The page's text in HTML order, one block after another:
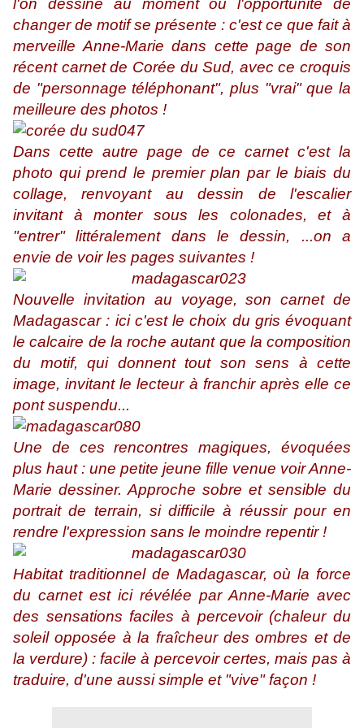
l'on dessine au moment ou l'opportunité de
changer de motif se présente : c'est ce que fait à
merveille Anne-Marie dans cette page de son
récent carnet de Corée du Sud, avec ce croquis
de "personnage téléphonant", plus "vrai" que la
meilleure des photos !
Dans cette autre page de ce carnet c'est la
photo qui prend le premier plan par le biais du
collage, renvoyant au dessin de l'escalier
invitant à monter sous les colonades, et à
"entrer" littéralement dans le dessin, ...on a
envie de voir les pages suivantes !
Nouvelle invitation au voyage, son carnet de
Madagascar : ici c'est le choix du gris évoquant
le calcaire de la roche autant que la composition
du motif, qui donnent tout son sens à cette
image, invitant le lecteur à franchir après elle ce
pont suspendu...
Une de ces rencontres magiques, évoquées
plus haut : une petite jeune fille venue voir Anne-
Marie dessiner. Approche sobre et sensible du
portrait de terrain, si difficile à réussir pour en
rendre l'expression sans le moindre repentir !
Habitat traditionnel de Madagascar, où la force
du carnet est ici révélée par Anne-Marie avec
des sensations faciles à percevoir (chaleur du
soleil opposée à la fraîcheur des ombres et de
la verdure) : facile à percevoir certes, mais pas à
traduire, d'une aussi simple et "vive" façon !